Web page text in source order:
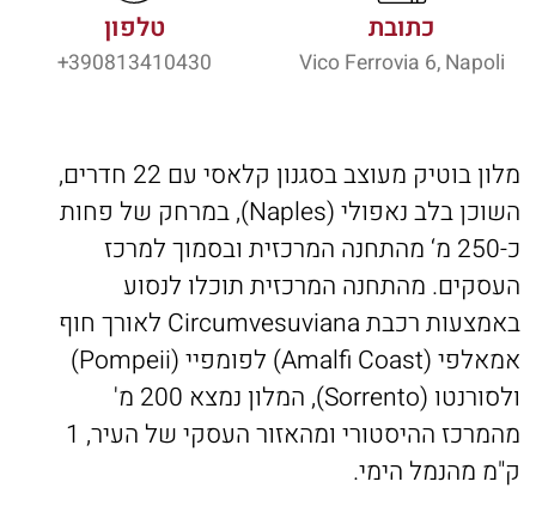
כתובת
Vico Ferrovia 6, Napoli
טלפון
390813410430+
מלון בוטיק מעוצב בסגנון קלאסי עם 22 חדרים,
השוכן בלב נאפולי (Naples), במרחק של פחות
כ-250 מ‘ מהתחנה המרכזית ובסמוך למרכז
העסקים. מהתחנה המרכזית תוכלו לנסוע
באמצעות רכבת Circumvesuviana לאורך חוף
אמאלפי (Amalfi Coast) לפומפיי (Pompeii)
ולסורנטו (Sorrento), המלון נמצא 200 מ'
מהמרכז ההיסטורי ומהאזור העסקי של העיר, 1
ק"מ מהנמל הימי.